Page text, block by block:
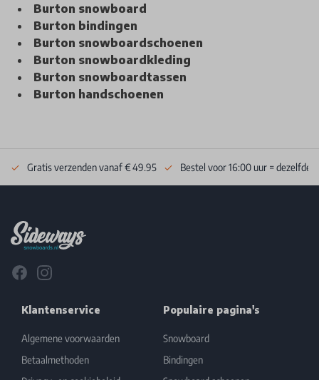
Burton snowboard
Burton bindingen
Burton snowboardschoenen
Burton snowboardkleding
Burton snowboardtassen
Burton handschoenen
Gratis verzenden vanaf € 49.95 Bestel voor 16:00 uur = dezelfde
FacebookInstagram
Klantenservice
Algemene voorwaarden
Betaalmethoden
Populaire pagina's
Snowboard
Bindingen